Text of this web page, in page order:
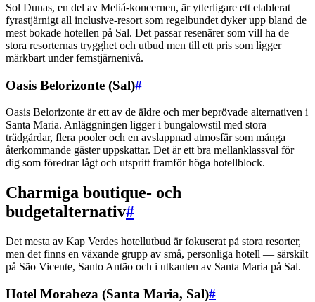
Sol Dunas, en del av Meliá-koncernen, är ytterligare ett etablerat
fyrastjärnigt all inclusive-resort som regelbundet dyker upp bland de
mest bokade hotellen på Sal. Det passar resenärer som vill ha de
stora resorternas trygghet och utbud men till ett pris som ligger
märkbart under femstjärnenivå.
Oasis Belorizonte (Sal)#
Oasis Belorizonte är ett av de äldre och mer beprövade alternativen i
Santa Maria. Anläggningen ligger i bungalowstil med stora
trädgårdar, flera pooler och en avslappnad atmosfär som många
återkommande gäster uppskattar. Det är ett bra mellanklassval för
dig som föredrar lågt och utspritt framför höga hotellblock.
Charmiga boutique- och
budgetalternativ#
Det mesta av Kap Verdes hotellutbud är fokuserat på stora resorter,
men det finns en växande grupp av små, personliga hotell — särskilt
på São Vicente, Santo Antão och i utkanten av Santa Maria på Sal.
Hotel Morabeza (Santa Maria, Sal)#